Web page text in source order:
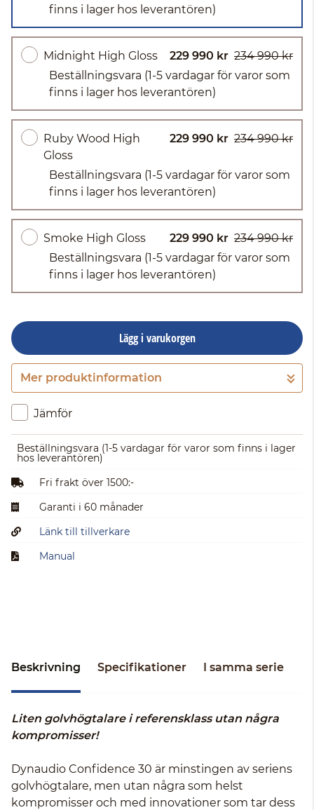
finns i lager hos leverantören)
Midnight High Gloss 229 990 kr 234 990 kr
Beställningsvara (1-5 vardagar för varor som
finns i lager hos leverantören)
Ruby Wood High
Gloss
229 990 kr 234 990 kr
Beställningsvara (1-5 vardagar för varor som
finns i lager hos leverantören)
Smoke High Gloss 229 990 kr 234 990 kr
Beställningsvara (1-5 vardagar för varor som
finns i lager hos leverantören)
Lägg i varukorgen
Gå till kassan
Mer produktinformation
Jämför
Beställningsvara (1-5 vardagar för varor som finns i lager
hos leverantören)
Fri frakt över 1500:-
Garanti i 60 månader
Länk till tillverkare
Manual
Beskrivning Specifikationer I samma serie
Liten golvhögtalare i referensklass utan några
kompromisser!
Dynaudio Confidence 30 är minstingen av seriens
golvhögtalare, men utan några som helst
kompromisser och med innovationer som tar dess